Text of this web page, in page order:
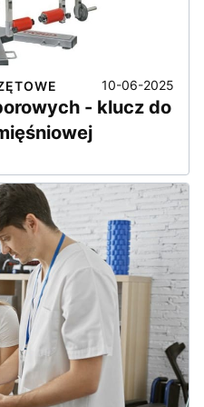
10-06-2025
- klucz do